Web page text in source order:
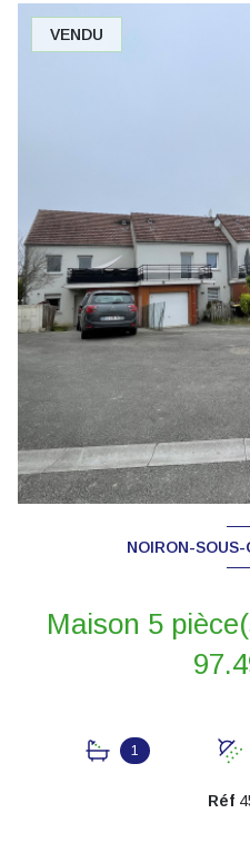
VENDU
NOIRON-
Maison 5 pièce(s) 4 chambre(s)
1
Réf